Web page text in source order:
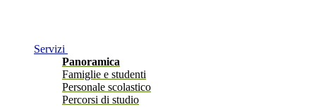
Servizi
Panoramica
Famiglie e studenti
Personale scolastico
Percorsi di studio